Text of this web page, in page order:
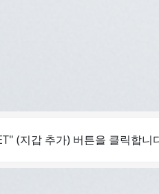
(지갑 추가) 버튼을 클릭합니